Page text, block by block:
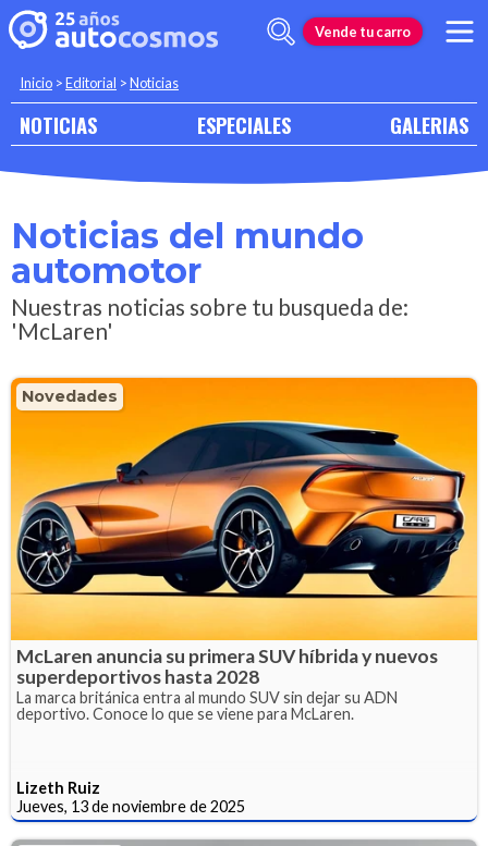
Vende tu carro
Inicio >Editorial >Noticias
NOTICIAS ESPECIALES GALERIAS
Noticias del mundo
automotor
Nuestras noticias sobre tu busqueda de:
'McLaren'
Novedades
McLaren anuncia su primera SUV híbrida y nuevos
superdeportivos hasta 2028
La marca británica entra al mundo SUV sin dejar su ADN
deportivo. Conoce lo que se viene para McLaren.
Lizeth Ruiz
Jueves, 13 de noviembre de 2025